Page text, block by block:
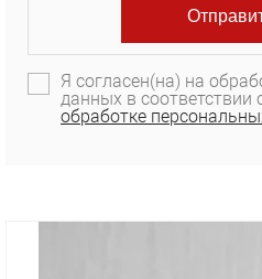
Я согласен(на) на
данных в соответствии
обработке